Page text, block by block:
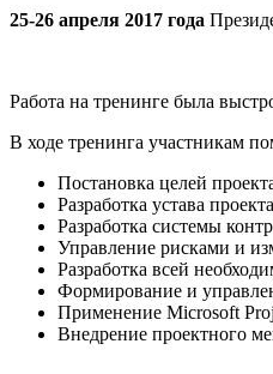
25-26 апреля 2017 года
Работа на тренинге была
В ходе тренинга участникам
Постановка целей
Разработка устава
Разработка системы
Управление рисками и
Разработка всей
Формирование и
Применение Microsoft
Внедрение проектного